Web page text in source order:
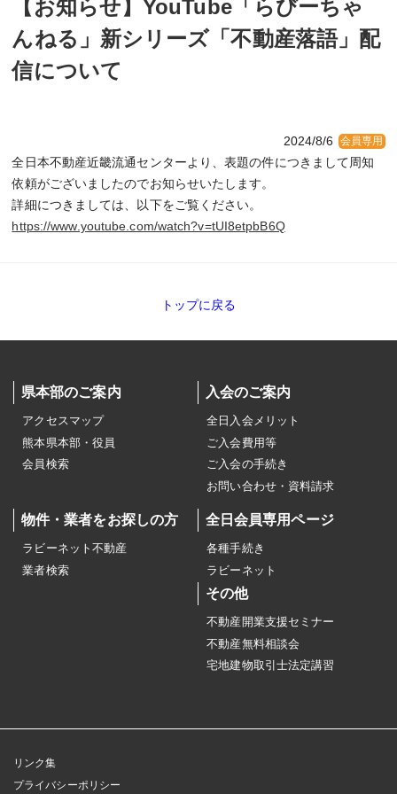
【お知らせ】YouTube「らびーちゃ
んねる」新シリーズ「不動産落語」配
信について
2024/8/6 会員専用
全日本不動産近畿流通センターより、表題の件につきまして周知
依頼がございましたのでお知らせいたします。
詳細につきましては、以下をご覧ください。
https://www.youtube.com/watch?v=tUI8etpbB6Q
トップに戻る
県本部のご案内
アクセスマップ
熊本県本部・役員
会員検索
入会のご案内
全日入会メリット
ご入会費用等
ご入会の手続き
お問い合わせ・資料請求
物件・業者をお探しの方
ラビーネット不動産
業者検索
全日会員専用ページ
各種手続き
ラビーネット
その他
不動産開業支援セミナー
不動産無料相談会
宅地建物取引士法定講習
リンク集
プライバシーポリシー